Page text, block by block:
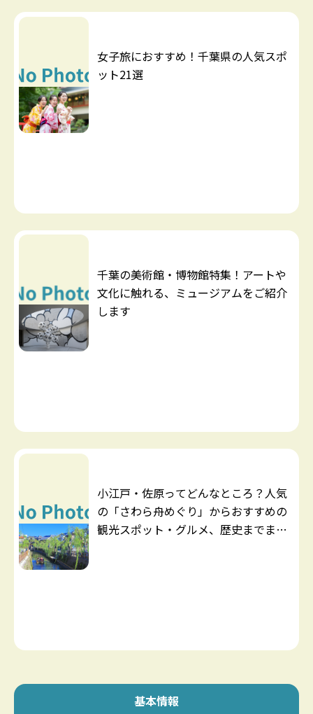
女子旅におすすめ！千葉県の人気スポ
ット21選
千葉の美術館・博物館特集！アートや
文化に触れる、ミュージアムをご紹介
します
小江戸・佐原ってどんなところ？人気
の「さわら舟めぐり」からおすすめの
観光スポット・グルメ、歴史までまと
基本情報